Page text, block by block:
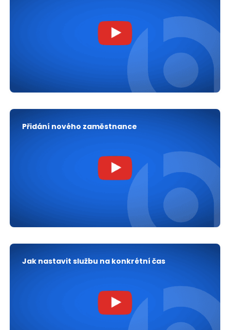
Přidání nového zaměstnance
Jak nastavit službu na konkrétní čas